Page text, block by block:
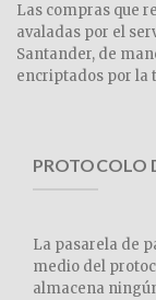
Las compras que
avaladas por el
Santander, de
encriptados por la
PROTOCOLO
La pasarela de
medio del
almacena